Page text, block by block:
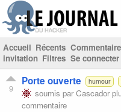
Accueil Récents
invitation Filtres Se connecter
9
Porte ouverte humour
soumis parCascador
commentaire